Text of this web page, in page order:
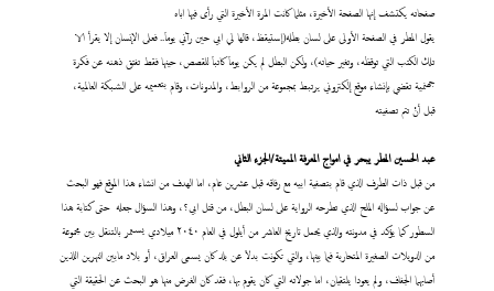
صفحاته يكتشف إنها الصفحة الأخيرة، مثلما كانت المرة الأخيرة التي رأى فيها اباه
تلك الكتب التي توقظه، وتغير حياته)، ولكن البطل لم يكن يوماَ كاتباَ للقصص، حينها فقط تفتق ذهنه عن فكرة
جهنمية تقضي بإنشاء موقع إلكتروني يرتبط بمجموعة من الروابط، والمدونات، وقام بتعميمه على الشبكة العالمية،
قبل أنْ تتم تصفيته
عبدالحسين المطر يبحر في امواج المعرفة المميتة/الجزء الثاني
من قبل ذات الطرف الذي قام بتصفية ابيه مع رفاقه قبل عشرين عام، اما الهدف من انشاء هذا الموقع فهو البحث
عن جواب لسؤاله الملح الذي تطرحه الرواية على لسان البطل، من قتل ابي؟، وهذا السؤال جعله حتى كتابة هذا
السطور كما يؤكد في مدونته والذي يحمل تاريخ العاشر من أيلول في العام ٢٠٤٠ ميلادي يستمر بالتنقل بين مجموعة
من الدويلات الصغيرة المتحاربة فيما بينها، والتي تكونت بدلاَ عن بلد كان يسمى العراق، أو بلاد مابين النهرين اللذين
أصابهما الجفاف، ولم يعودا يلتقيان، اما جولاته التي كان يقوم بها، فقد كان الغرض منها هو البحث عن الحقيقة التي